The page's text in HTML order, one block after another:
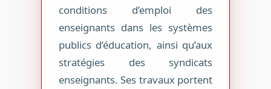
conditions d’emploi des
enseignants dans les systèmes
publics d’éducation, ainsi qu’aux
stratégies des syndicats
enseignants. Ses travaux portent